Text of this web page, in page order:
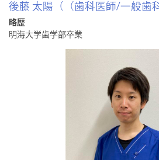
後藤 太陽（（歯科医師/一般歯
略歴
明海大学歯学部卒業